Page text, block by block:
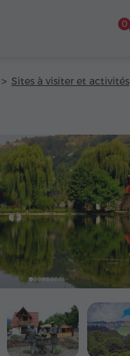
0
Sites à visiter et activités